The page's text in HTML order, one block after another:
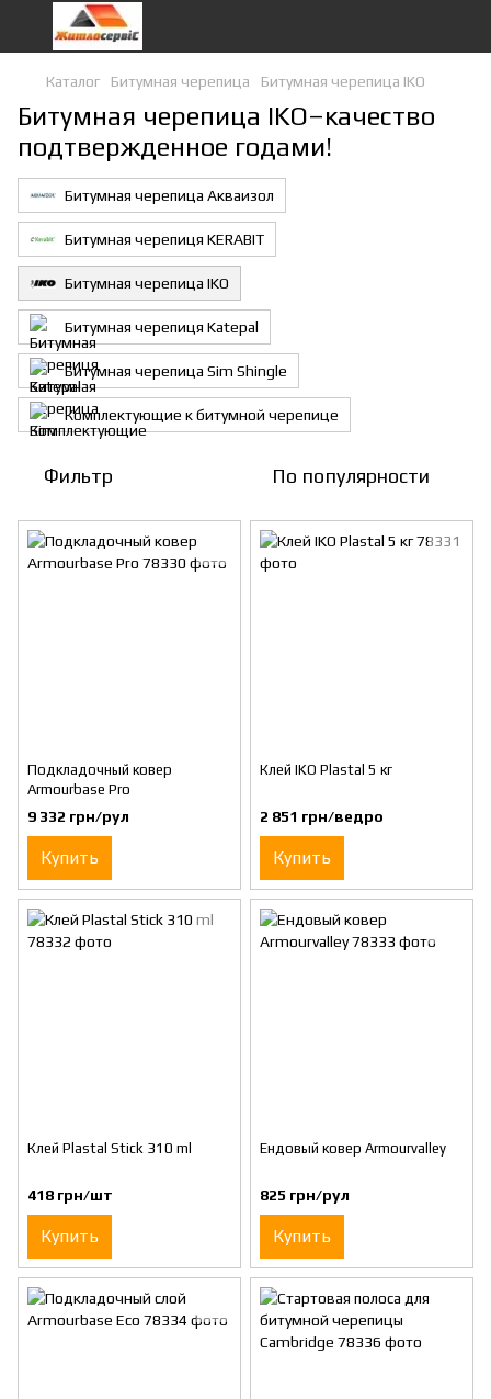
Каталог Битумная черепица Битумная черепица IKO
Битумная черепица IKO–качество
подтвержденное годами!
Битумная черепица Акваизол
Битумная черепиця KERABIT
Битумная черепица IKO
Битумная черепиця Katepal
Битумная черепица Sim Shingle
Комплектующие к битумной черепице
Фильтр По популярности
Подкладочный ковер
Armourbase Pro
9 332 грн/рул
Купить
Клей IKO Plastal 5 кг
2 851 грн/ведро
Купить
Клей Plastal Stick 310 ml
418 грн/шт
Купить
Ендовый ковер Armourvalley
825 грн/рул
Купить